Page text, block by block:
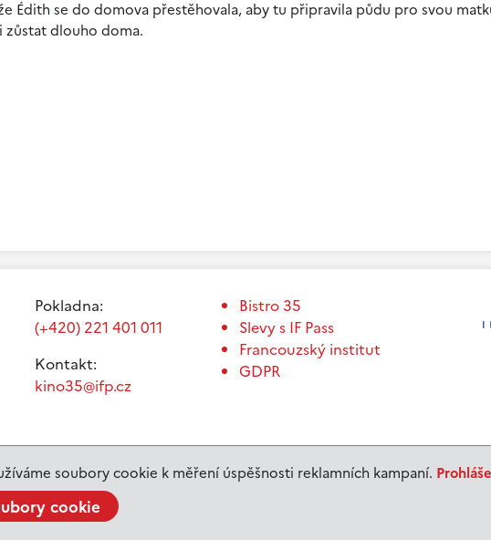
soubory cookie k měření úspěšnosti reklamních kampaní.
cookie
Édith se do domova přestěhovala, aby tu připravila půdu pro svou
dlouho doma.
Pokladna:
(+420) 221 401 011
Kontakt:
kino35@ifp.cz
Bistro 35
Slevy s IF Pass
Francouzský institut
GDPR